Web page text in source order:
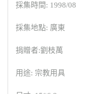
採集時間: 1998/08
採集地點: 廣東
捐贈者:劉枝萬
用途: 宗教用具